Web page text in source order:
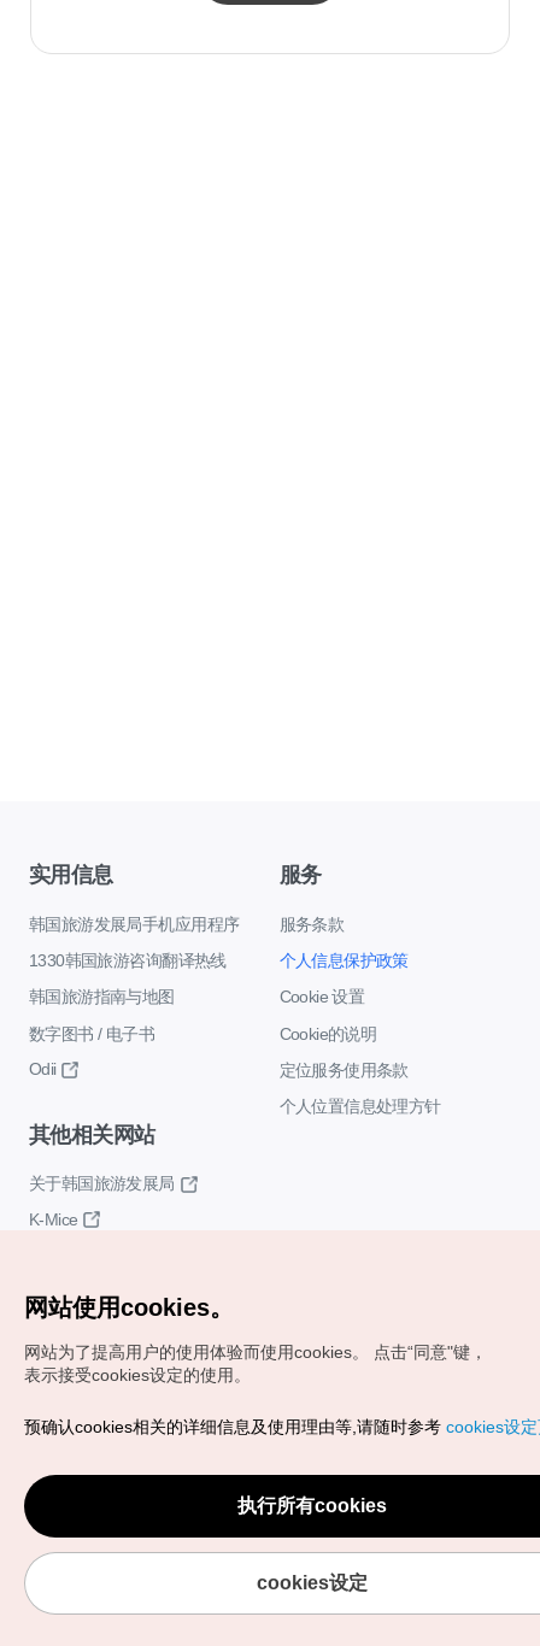
实用信息
韩国旅游发展局手机应用程序
1330韩国旅游咨询翻译热线
韩国旅游指南与地图
数字图书 / 电子书
Odii
服务
服务条款
个人信息保护政策
Cookie 设置
Cookie的说明
定位服务使用条款
个人位置信息处理方针
其他相关网站
关于韩国旅游发展局
K-Mice
Copyrights (c) 韩国旅游发展局版权所有
VISITKOREA官方邮箱
chnsim@knto.or.kr
网站使用cookies。
网站为了提高用户的使用体验而使用cookies。
点击“同意"键，
表示接受cookies设定的使用。
预确认cookies相关的详细信息及使用理由等,请随时参考 cookies设
执行所有cookies
cookies设定